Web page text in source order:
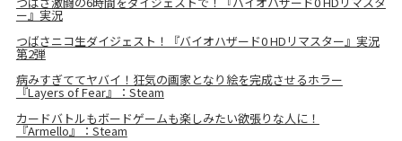
ー』実況
つばさニコ生ダイジェスト！『バイオハザード0 HDリマスター』実況
第2弾
病みすぎててヤバイ！狂気の画家となり絵を完成させるホラー
『Layers of Fear』：Steam
カードバトルもボードゲームも楽しみたい欲張りな人に！
『Armello』：Steam